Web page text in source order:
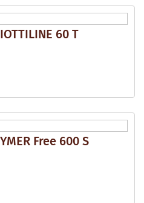
60 T
Free 600 S